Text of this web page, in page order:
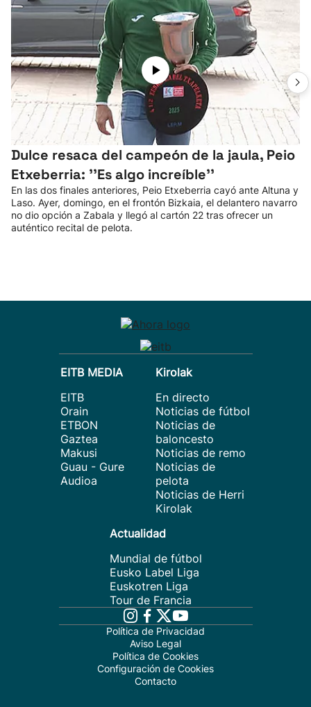
Dulce resaca del campeón de la jaula, Peio
Etxeberria: ''Es algo increíble''
En las dos finales anteriores, Peio Etxeberria cayó ante Altuna y
Laso. Ayer, domingo, en el frontón Bizkaia, el delantero navarro
no dio opción a Zabala y llegó al cartón 22 tras ofrecer un
auténtico recital de pelota.
EITB MEDIA
EITB
Orain
ETBON
Gaztea
Makusi
Guau - Gure
Audioa
Kirolak
En directo
Noticias de fútbol
Noticias de
baloncesto
Noticias de remo
Noticias de
pelota
Noticias de Herri
Kirolak
Actualidad
Mundial de fútbol
Eusko Label Liga
Euskotren Liga
Tour de Francia
Política de Privacidad
Aviso Legal
Política de Cookies
Configuración de Cookies
Contacto